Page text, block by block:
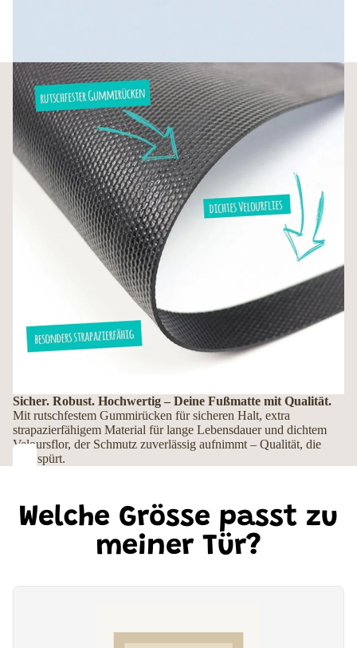
Sicher. Robust. Hochwertig – Deine Fußmatte mit Qualität.
Mit rutschfestem Gummirücken für sicheren Halt, extra
strapazierfähigem Material für lange Lebensdauer und dichtem
Veloursflor, der Schmutz zuverlässig aufnimmt – Qualität, die
man spürt.
Welche Grösse passt zu
meiner Tür?